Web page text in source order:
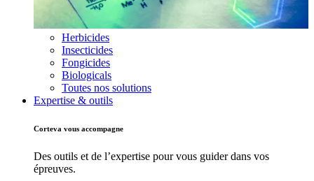
Herbicides
Insecticides
Fongicides
Biologicals
Toutes nos solutions
Expertise & outils
Corteva vous accompagne
Des outils et de l’expertise pour vous guider dans vos
épreuves.